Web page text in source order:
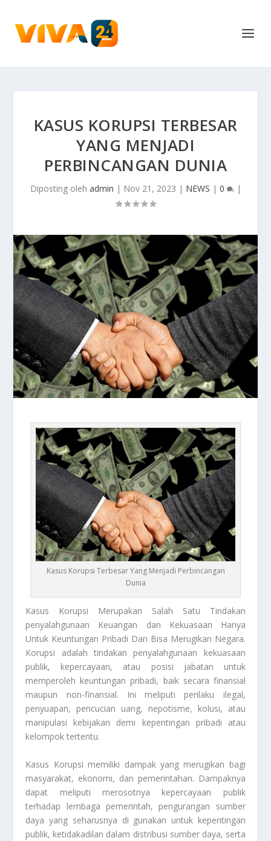
KASUS KORUPSI TERBESAR
YANG MENJADI
PERBINCANGAN DUNIA
Diposting oleh admin | Nov 21, 2023 | NEWS | 0 |
Kasus Korupsi Terbesar Yang Menjadi Perbincangan
Dunia
Kasus Korupsi Merupakan Salah Satu Tindakan
penyalahgunaan Keuangan dan Kekuasaan Hanya
Untuk Keuntungan Pribadi Dan Bisa Merugikan Negara.
Korupsi adalah tindakan penyalahgunaan kekuasaan
publik, kepercayaan, atau posisi jabatan untuk
memperoleh keuntungan pribadi, baik secara finansial
maupun non-finansial. Ini meliputi perilaku ilegal,
penyuapan, pencucian uang, nepotisme, kolusi, atau
manipulasi kebijakan demi kepentingan pribadi atau
kelompok tertentu.
Kasus Korupsi memiliki dampak yang merugikan bagi
masyarakat, ekonomi, dan pemerintahan. Dampaknya
dapat meliputi merosotnya kepercayaan publik
terhadap lembaga pemerintah, pengurangan sumber
daya yang seharusnya di gunakan untuk kepentingan
publik, ketidakadilan dalam distribusi sumber daya, serta